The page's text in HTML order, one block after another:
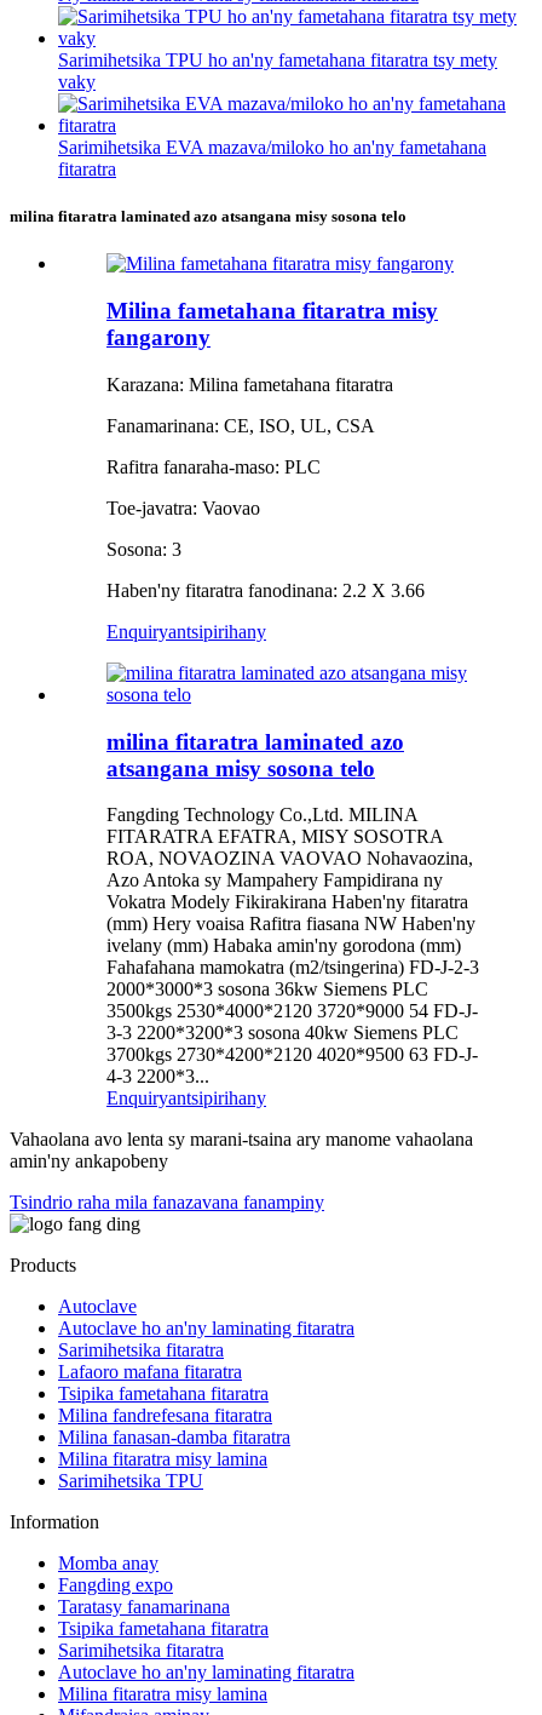
Sarimihetsika TPU ho an'ny fametahana fitaratra tsy mety
vaky
Sarimihetsika EVA mazava/miloko ho an'ny fametahana
fitaratra
milina fitaratra laminated azo atsangana misy sosona telo
Milina fametahana fitaratra misy
fangarony
Karazana: Milina fametahana fitaratra
Fanamarinana: CE, ISO, UL, CSA
Rafitra fanaraha-maso: PLC
Toe-javatra: Vaovao
Sosona: 3
Haben'ny fitaratra fanodinana: 2.2 X 3.66
Enquiryantsipirihany
milina fitaratra laminated azo
atsangana misy sosona telo
Fangding Technology Co.,Ltd. MILINA
FITARATRA EFATRA, MISY SOSOTRA
ROA, NOVAOZINA VAOVAO Nohavaozina,
Azo Antoka sy Mampahery Fampidirana ny
Vokatra Modely Fikirakirana Haben'ny fitaratra
(mm) Hery voaisa Rafitra fiasana NW Haben'ny
ivelany (mm) Habaka amin'ny gorodona (mm)
Fahafahana mamokatra (m2/tsingerina) FD-J-2-3
2000*3000*3 sosona 36kw Siemens PLC
3500kgs 2530*4000*2120 3720*9000 54 FD-J-
3-3 2200*3200*3 sosona 40kw Siemens PLC
3700kgs 2730*4200*2120 4020*9500 63 FD-J-
4-3 2200*3...
Enquiryantsipirihany
Vahaolana avo lenta sy marani-tsaina ary manome vahaolana
amin'ny ankapobeny
Tsindrio raha mila fanazavana fanampiny
Products
Autoclave
Autoclave ho an'ny laminating fitaratra
Sarimihetsika fitaratra
Lafaoro mafana fitaratra
Tsipika fametahana fitaratra
Milina fandrefesana fitaratra
Milina fanasan-damba fitaratra
Milina fitaratra misy lamina
Sarimihetsika TPU
Information
Momba anay
Fangding expo
Taratasy fanamarinana
Tsipika fametahana fitaratra
Sarimihetsika fitaratra
Autoclave ho an'ny laminating fitaratra
Milina fitaratra misy lamina